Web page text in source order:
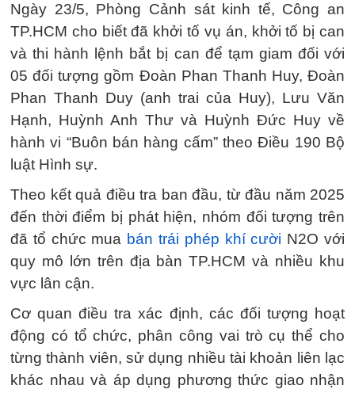
Ngày 23/5, Phòng Cảnh sát kinh tế, Công an
TP.HCM cho biết đã khởi tố vụ án, khởi tố bị can
và thi hành lệnh bắt bị can để tạm giam đối với
05 đối tượng gồm Đoàn Phan Thanh Huy, Đoàn
Phan Thanh Duy (anh trai của Huy), Lưu Văn
Hạnh, Huỳnh Anh Thư và Huỳnh Đức Huy về
hành vi “Buôn bán hàng cấm” theo Điều 190 Bộ
luật Hình sự.
Theo kết quả điều tra ban đầu, từ đầu năm 2025
đến thời điểm bị phát hiện, nhóm đối tượng trên
đã tổ chức mua bán trái phép khí cười N2O với
quy mô lớn trên địa bàn TP.HCM và nhiều khu
vực lân cận.
Cơ quan điều tra xác định, các đối tượng hoạt
động có tổ chức, phân công vai trò cụ thể cho
từng thành viên, sử dụng nhiều tài khoản liên lạc
khác nhau và áp dụng phương thức giao nhận